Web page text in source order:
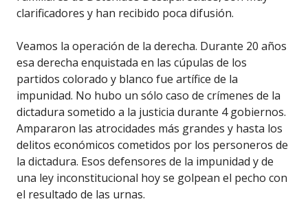
clarificadores y han recibido poca difusión.
Veamos la operación de la derecha. Durante 20 años
esa derecha enquistada en las cúpulas de los
partidos colorado y blanco fue artífice de la
impunidad. No hubo un sólo caso de crímenes de la
dictadura sometido a la justicia durante 4 gobiernos.
Ampararon las atrocidades más grandes y hasta los
delitos económicos cometidos por los personeros de
la dictadura. Esos defensores de la impunidad y de
una ley inconstitucional hoy se golpean el pecho con
el resultado de las urnas.